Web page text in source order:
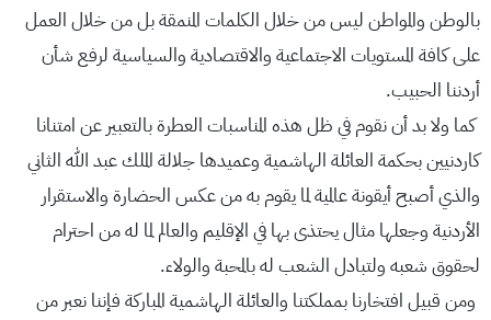
بالوطن والمواطن ليس من خلال الكلمات المنمقة بل من خلال العمل
على كافة المستويات الاجتماعية والاقتصادية والسياسية لرفع شأن
أردننا الحبيب.
كما ولا بد أن نقوم في ظل هذه المناسبات العطرة بالتعبير عن امتنانا
كاردنيين بحكمة العائلة الهاشمية وعميدها جلالة الملك عبد الله الثاني
والذي أصبح أيقونة عالمية لما يقوم به من عكس الحضارة والاستقرار
الأردنية وجعلها مثال يحتذى بها في الإقليم والعالم لما له من احترام
لحقوق شعبه ولتبادل الشعب له بالمحبة والولاء.
ومن قبيل افتخارنا بمملكتنا والعائلة الهاشمية المباركة فإننا نعبر من